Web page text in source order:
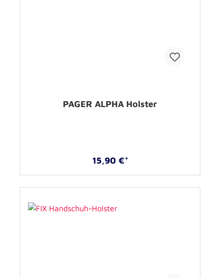
PAGER ALPHA Holster
15,90 €*